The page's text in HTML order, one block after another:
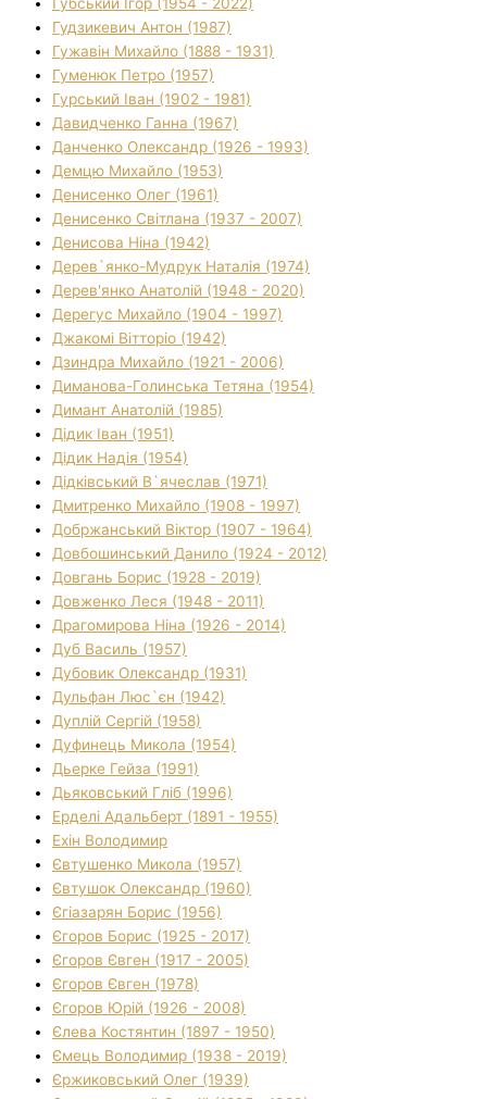
Гудзикевич Антон (1987)
Гужавін Михайло (1888 - 1931)
Гуменюк Петро (1957)
Гурський Іван (1902 - 1981)
Давидченко Ганна (1967)
Данченко Олександр (1926 - 1993)
Демцю Михайло (1953)
Денисенко Олег (1961)
Денисенко Світлана (1937 - 2007)
Денисова Ніна (1942)
Дерев`янко-Мудрук Наталія (1974)
Дерев'янко Анатолій (1948 - 2020)
Дерегус Михайло (1904 - 1997)
Джакомі Вітторіо (1942)
Дзиндра Михайло (1921 - 2006)
Диманова-Голинська Тетяна (1954)
Димант Анатолій (1985)
Дідик Іван (1951)
Дідик Надія (1954)
Дідківський В`ячеслав (1971)
Дмитренко Михайло (1908 - 1997)
Добржанський Віктор (1907 - 1964)
Довбошинський Данило (1924 - 2012)
Довгань Борис (1928 - 2019)
Довженко Леся (1948 - 2011)
Драгомирова Ніна (1926 - 2014)
Дуб Василь (1957)
Дубовик Олександр (1931)
Дульфан Люс`єн (1942)
Дуплій Сергій (1958)
Дуфинець Микола (1954)
Дьерке Гейза (1991)
Дьяковський Гліб (1996)
Ерделі Адальберт (1891 - 1955)
Ехін Володимир
Євтушенко Микола (1957)
Євтушок Олександр (1960)
Єгіазарян Борис (1956)
Єгоров Борис (1925 - 2017)
Єгоров Євген (1917 - 2005)
Єгоров Євген (1978)
Єгоров Юрій (1926 - 2008)
Єлева Костянтин (1897 - 1950)
Ємець Володимир (1938 - 2019)
Єржиковський Олег (1939)